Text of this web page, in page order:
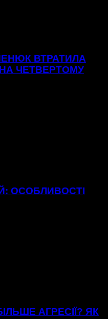
ВТРАТИЛА
ЧЕТВЕРТОМУ
ОСОБЛИВОСТІ
АГРЕСІЇ? ЯК